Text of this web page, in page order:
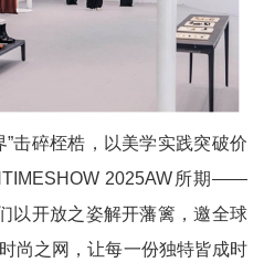
击碎桎梏，以美学实践突破价
2025AW所期——
以开放之姿解开藩篱，邀全球
尚之网，让每一份独特皆成时